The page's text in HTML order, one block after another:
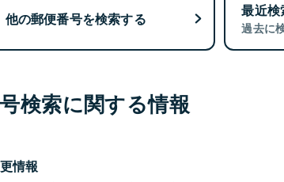
他の郵便番号を検索する 最近検
過去に
検索に関する情報
情報